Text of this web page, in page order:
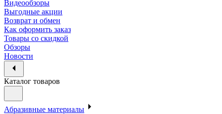
Видеообзоры
Выгодные акции
Возврат и обмен
Как оформить заказ
Товары со скидкой
Обзоры
Новости
Каталог товаров
Абразивные материалы